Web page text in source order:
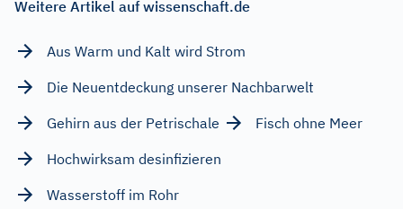
Weitere Artikel auf wissenschaft.de
Aus Warm und Kalt wird Strom
Die Neuentdeckung unserer Nachbarwelt
Gehirn aus der Petrischale
Fisch ohne Meer
Hochwirksam desinfizieren
Wasserstoff im Rohr